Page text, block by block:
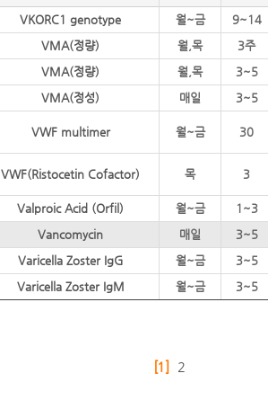
VKORC1 genotype 월~금 9~14
VMA(정량) 월,목 3주
VMA(정량) 월,목 3~5
VMA(정성) 매일 3~5
VWF multimer 월~금 30
VWF(Ristocetin Cofactor) 목 3
Valproic Acid (Orfil) 월~금 1~3
Vancomycin 매일 3~5
Varicella Zoster IgG 월~금 3~5
Varicella Zoster IgM 월~금 3~5
[1] 2